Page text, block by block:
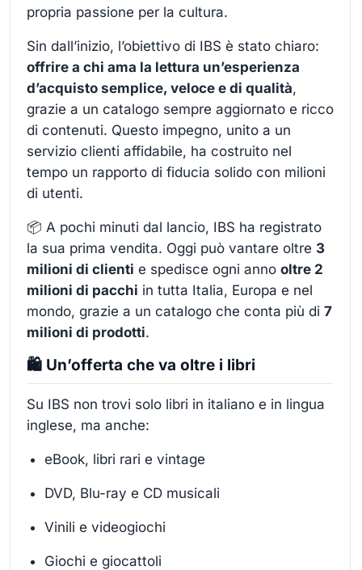
propria passione per la cultura.
Sin dall’inizio, l’obiettivo di IBS è stato chiaro:
offrire a chi ama la lettura un’esperienza
d’acquisto semplice, veloce e di qualità,
grazie a un catalogo sempre aggiornato e ricco
di contenuti. Questo impegno, unito a un
servizio clienti affidabile, ha costruito nel
tempo un rapporto di fiducia solido con milioni
di utenti.
📦 A pochi minuti dal lancio, IBS ha registrato
la sua prima vendita. Oggi può vantare oltre 3
milioni di clienti e spedisce ogni anno oltre 2
milioni di pacchi in tutta Italia, Europa e nel
mondo, grazie a un catalogo che conta più di 7
milioni di prodotti.
🛍️ Un’offerta che va oltre i libri
Su IBS non trovi solo libri in italiano e in lingua
inglese, ma anche:
eBook, libri rari e vintage
DVD, Blu-ray e CD musicali
Vinili e videogiochi
Giochi e giocattoli